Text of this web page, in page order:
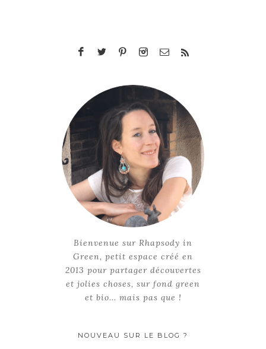
Bienvenue sur Rhapsody in
Green, petit espace créé en
2013 pour partager découvertes
et jolies choses, sur fond green
et bio... mais pas que !
NOUVEAU SUR LE BLOG ?